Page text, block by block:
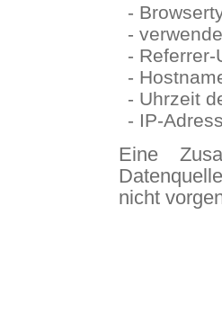
-
-
- Referrer-
-
- Uhrzeit
- IP-
Eine
nicht